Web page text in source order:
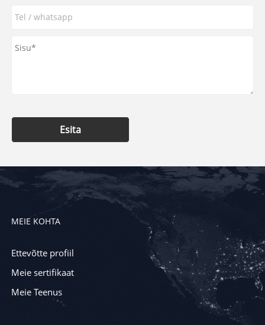
Esita
MEIE KOHTA
Ettevõtte profiil
Meie sertifikaat
Meie Teenus